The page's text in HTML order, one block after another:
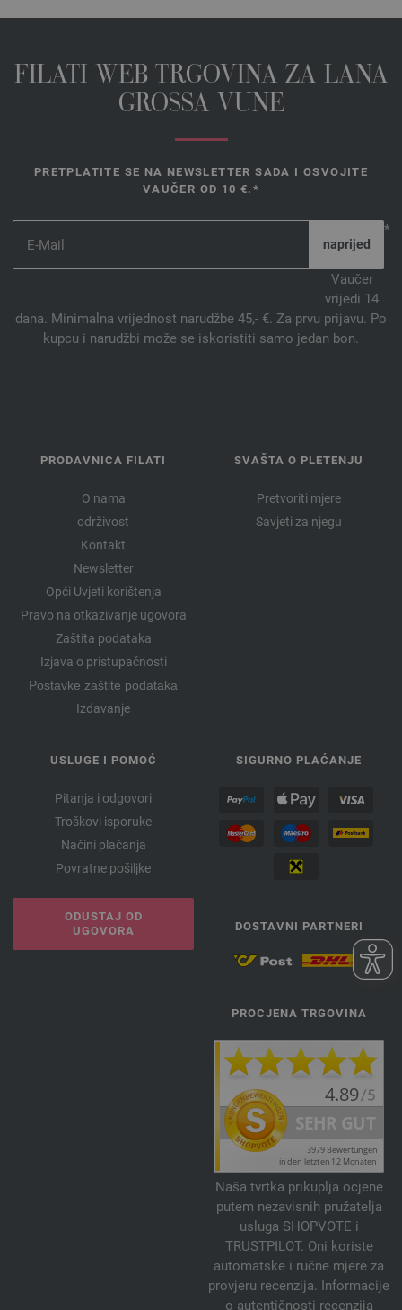
FILATI WEB TRGOVINA ZA LANA
GROSSA VUNE
PRETPLATITE SE NA NEWSLETTER SADA I OSVOJITE
VAUČER OD 10 €.*
*
Vaučer
vrijedi 14
dana. Minimalna vrijednost narudžbe 45,- €. Za prvu prijavu. Po
kupcu i narudžbi može se iskoristiti samo jedan bon.
PRODAVNICA FILATI
O nama
održivost
Kontakt
Newsletter
Opći Uvjeti korištenja
Pravo na otkazivanje ugovora
Zaštita podataka
Izjava o pristupačnosti
Postavke zaštite podataka
Izdavanje
SVAŠTA O PLETENJU
Pretvoriti mjere
Savjeti za njegu
USLUGE I POMOĆ
Pitanja i odgovori
Troškovi isporuke
Načini plaćanja
Povratne pošiljke
ODUSTAJ OD
UGOVORA
SIGURNO PLAĆANJE
DOSTAVNI PARTNERI
PROCJENA TRGOVINA
Naša tvrtka prikuplja ocjene
putem nezavisnih pružatelja
usluga SHOPVOTE i
TRUSTPILOT. Oni koriste
automatske i ručne mjere za
provjeru recenzija. Informacije
o autentičnosti recenzija